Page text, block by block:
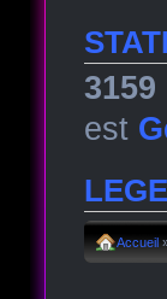
3159
est
Accueil